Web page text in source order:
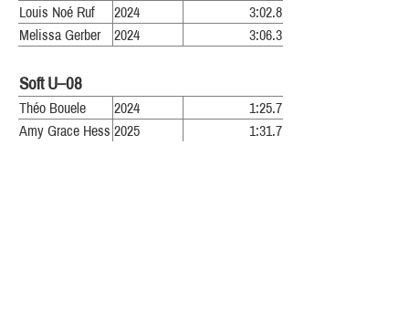
Louis Noé Ruf 2024
3:02.8
Melissa Gerber
2024 3:06.3
Soft U–08
Théo Bouele 2024
1:25.7
Amy Grace Hess 2025 1:31.7